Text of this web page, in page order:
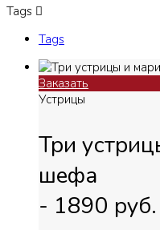
Tags
Tags
Заказать
Устрицы
Три
шефа
- 1890 руб.